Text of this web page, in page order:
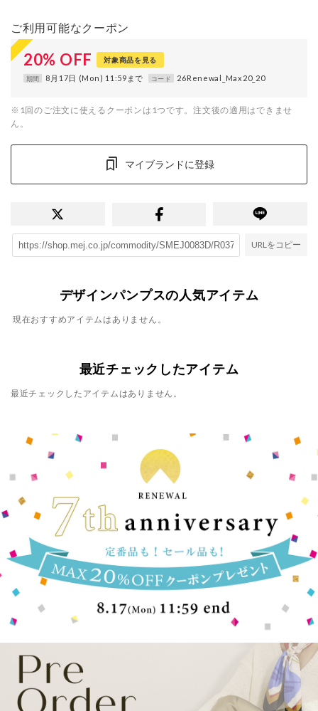
ご利用可能なクーポン
20% OFF 対象商品を見る
期間 8月17日 (Mon) 11:59まで コード 26Renewal_Max20_20
※1回のご注文に使えるクーポンは1つです。注文後の適用はできませ
ん。
マイブランドに登録
URLをコピー
デザインパンプスの人気アイテム
現在おすすめアイテムはありません。
最近チェックしたアイテム
最近チェックしたアイテムはありません。